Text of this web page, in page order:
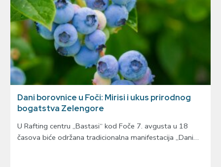
Dani borovnice u Foči: Mirisi i ukus prirodnog
bogatstva Zelengore
U Rafting centru „Bastasi“ kod Foče 7. avgusta u 18
časova biće održana tradicionalna manifestacija „Dani…